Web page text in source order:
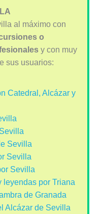
al máximo con
o
y con muy
sus usuarios:
Catedral, Alcázar y
Sevilla
Sevilla
Sevilla
leyendas por Triana
de Granada
Alcázar de Sevilla